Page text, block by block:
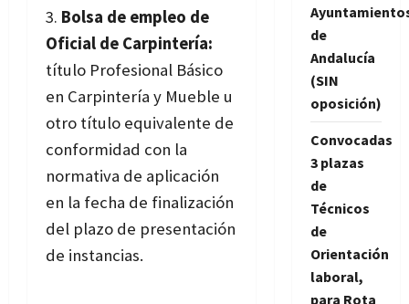
Bolsa de empleo de
Oficial de Carpintería:
título Profesional Básico
en Carpintería y Mueble u
otro título equivalente de
conformidad con la
normativa de aplicación
en la fecha de finalización
del plazo de presentación
de instancias.
de
Andalucía
(SIN
oposición)
Convocadas
3 plazas
de
Técnicos
de
Orientación
laboral,
para Rota